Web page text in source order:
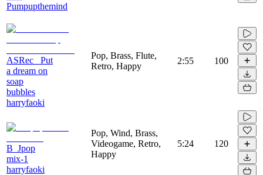
Pumpupthemind
ASRec_ Put
a dream on
soap
bubbles
harryfaoki
Pop, Brass, Flute,
Retro, Happy
2:55 100
B_Jpop
mix-1
harryfaoki
Pop, Wind, Brass,
Videogame, Retro,
Happy
5:24 120